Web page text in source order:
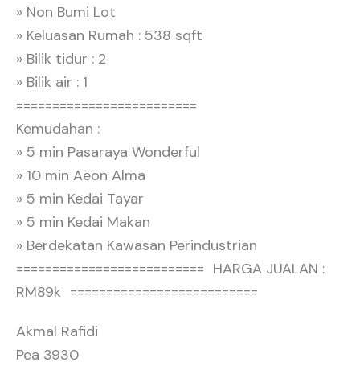
» Non Bumi Lot
» Keluasan Rumah : 538 sqft
» Bilik tidur : 2
» Bilik air : 1
=========================
Kemudahan :
» 5 min Pasaraya Wonderful
» 10 min Aeon Alma
» 5 min Kedai Tayar
» 5 min Kedai Makan
» Berdekatan Kawasan Perindustrian
========================== HARGA JUALAN :
RM89k ==========================
Akmal Rafidi
Pea 3930